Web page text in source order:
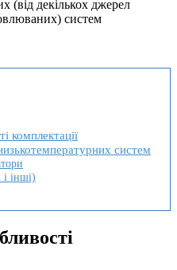
(від декількох джерел
систем
комплектації
систем
інші)